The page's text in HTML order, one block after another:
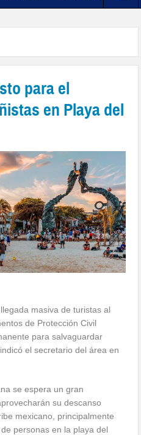
para el
en Playa del
masiva de turistas al
de Protección Civil
para salvaguardar
el secretario del área en
se espera un gran
su descanso
mexicano, principalmente
personas en la playa del